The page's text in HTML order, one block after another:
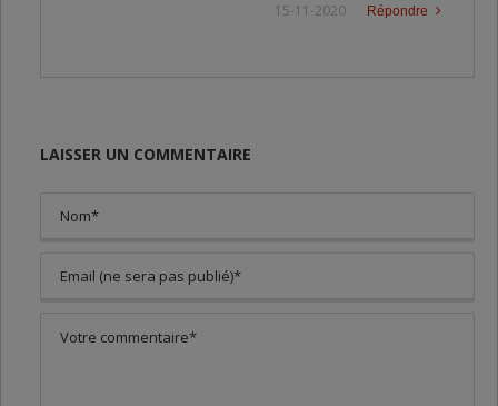
Répondre
15-11-2020
LAISSER UN COMMENTAIRE